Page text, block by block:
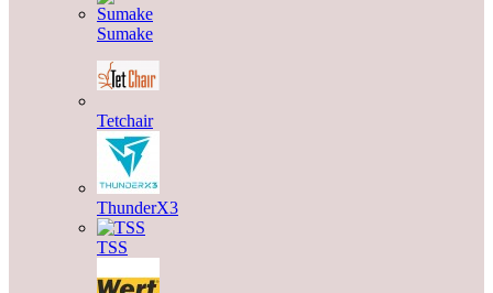
Sumake
Tetchair
ThunderX3
TSS